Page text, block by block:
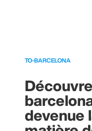
TO-BARCELONA
devenue